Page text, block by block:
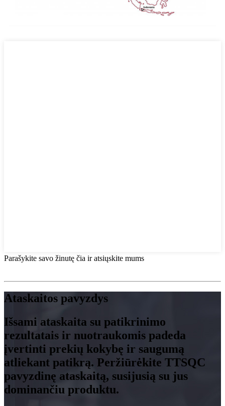
Parašykite savo žinutę čia ir atsiųskite mums
Ataskaitos pavyzdys
Išsami ataskaita su patikrinimo
rezultatais ir nuotraukomis padeda
įvertinti prekių kokybę ir saugumą
atliekant patikrą. Peržiūrėkite TTSQC
pavyzdinę ataskaitą, susijusią su jus
dominančiu produktu.